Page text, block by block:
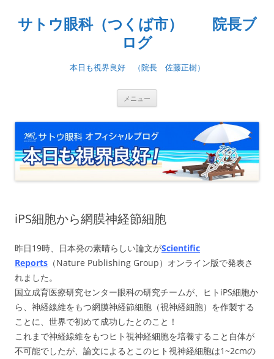
テ
ン
サトウ眼科（つくば市） 院長ブ
ログ
本日も視界良好 （院長 佐藤正樹）
メニュー
iPS細胞から網膜神経節細胞
昨日19時、日本発の素晴らしい論文がScientific
Reports （Nature Publishing Group）オンライン版で発表さ
れました。
国立成育医療研究センター眼科の研究チームが、ヒトiPS細胞か
ら、神経線維をもつ網膜神経節細胞（視神経細胞）を作製する
ことに、世界で初めて成功したとのこと！
これまで神経線維をもつヒト視神経細胞を培養すること自体が
不可能でしたが、論文によるとこのヒト視神経細胞は1~2cmの